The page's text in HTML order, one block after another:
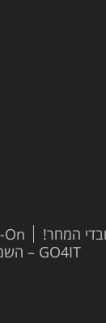
המחר! On
GO4IT – השמה להייטק